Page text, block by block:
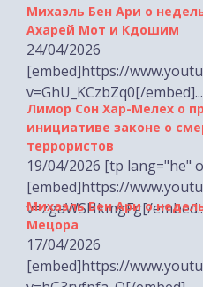
24/04/2026
[embed]https://
v=GhU_KCzbZq0[/embed]...
Лимор Сон Хар-Мелех о
инициативе законе о
террористов
19/04/2026 [tp lang="he"
[embed]https://
v=zgaWSHkmgFg[/
Михаэль Бен Ари о
Мецора
17/04/2026
[embed]https://
v=hG3rvfpfa_Q[/embed]...
Михаэль Бен Ари о